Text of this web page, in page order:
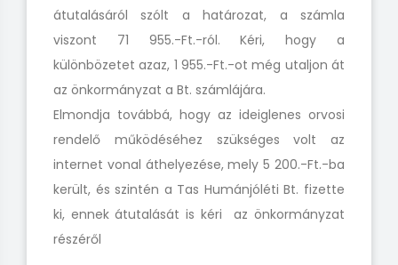
átutalásáról szólt a határozat, a számla
viszont 71 955.-Ft.-ról. Kéri, hogy a
különbözetet azaz, 1 955.-Ft.-ot még utaljon át
az önkormányzat a Bt. számlájára.
Elmondja továbbá, hogy az ideiglenes orvosi
rendelő működéséhez szükséges volt az
internet vonal áthelyezése, mely 5 200.-Ft.-ba
került, és szintén a Tas Humánjóléti Bt. fizette
ki, ennek átutalását is kéri az önkormányzat
részéről